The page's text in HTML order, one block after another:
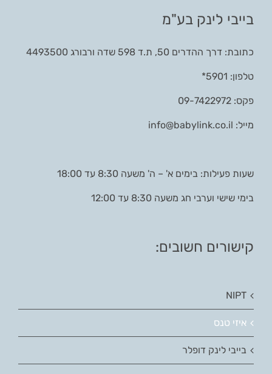
בייבי לינק בע"מ
כתובת: דרך ההדרים 50, ת.ד 598 שדה ורבורג 4493500
טלפון: 5901*
פקס: 09-7422972
מייל: info@babylink.co.il
שעות פעילות: בימים א' – ה' משעה 8:30 עד 18:00
בימי שישי וערבי חג משעה 8:30 עד 12:00
קישורים חשובים:
NIPT
איזי טנס
בייבי לינק דופלר